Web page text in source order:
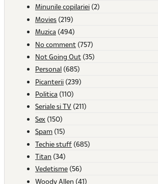
Minunile copilariei (2)
Movies (219)
Muzica (494)
No comment (757)
Not Going Out (35)
Personal (685)
Picanterii (239)
Politica (110)
Seriale si TV (211)
Sex (150)
Spam (15)
Techie stuff (685)
Titan (34)
Vedetisme (56)
Woody Allen (41)